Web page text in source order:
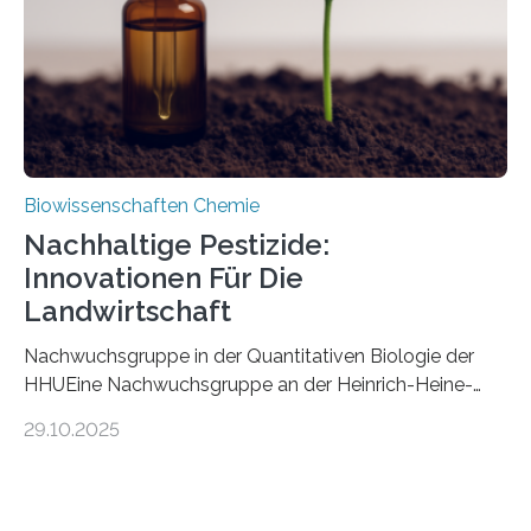
stellt gleichzeitig den ersten Fossilfund einer
Mückenlarve aus dem Mesozoikum dar, denn…
Biowissenschaften Chemie
Nachhaltige Pestizide:
Innovationen Für Die
Landwirtschaft
Nachwuchsgruppe in der Quantitativen Biologie der
HHUEine Nachwuchsgruppe an der Heinrich-Heine-
fünf Jahren erforschen, wie Bakterien auf
29.10.2025